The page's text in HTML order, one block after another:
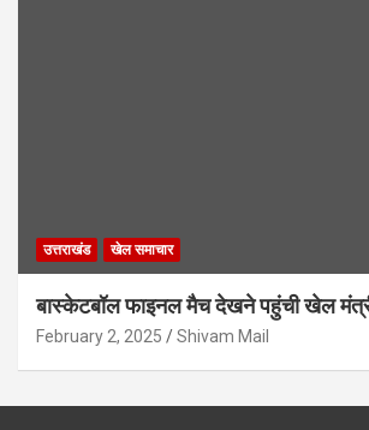
उत्तराखंड खेल समाचार
बास्केटबॉल फाइनल मैच देखने पहुंची खेल
February 2, 2025 Shivam Mail